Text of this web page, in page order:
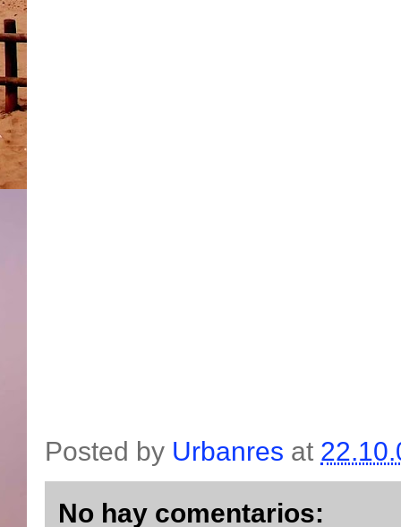
Posted by Urbanres at
No hay comentarios: